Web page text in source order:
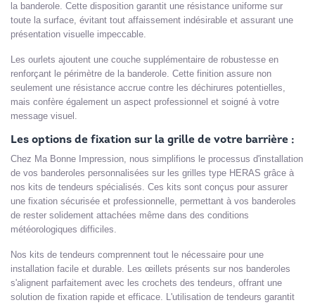
la banderole. Cette disposition garantit une résistance uniforme sur
toute la surface, évitant tout affaissement indésirable et assurant une
présentation visuelle impeccable.
Les ourlets ajoutent une couche supplémentaire de robustesse en
renforçant le périmètre de la banderole. Cette finition assure non
seulement une résistance accrue contre les déchirures potentielles,
mais confère également un aspect professionnel et soigné à votre
message visuel.
Les options de fixation sur la grille de votre barrière :
Chez Ma Bonne Impression, nous simplifions le processus d'installation
de vos banderoles personnalisées sur les grilles type HERAS grâce à
nos kits de tendeurs spécialisés. Ces kits sont conçus pour assurer
une fixation sécurisée et professionnelle, permettant à vos banderoles
de rester solidement attachées même dans des conditions
météorologiques difficiles.
Nos kits de tendeurs comprennent tout le nécessaire pour une
installation facile et durable. Les œillets présents sur nos banderoles
s'alignent parfaitement avec les crochets des tendeurs, offrant une
solution de fixation rapide et efficace. L'utilisation de tendeurs garantit